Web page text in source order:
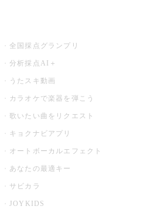
全国採点グランプリ
分析採点AI＋
うたスキ動画
カラオケで楽器を弾こう
歌いたい曲をリクエスト
キョクナビアプリ
オートボーカルエフェクト
あなたの最適キー
サビカラ
JOYKIDS